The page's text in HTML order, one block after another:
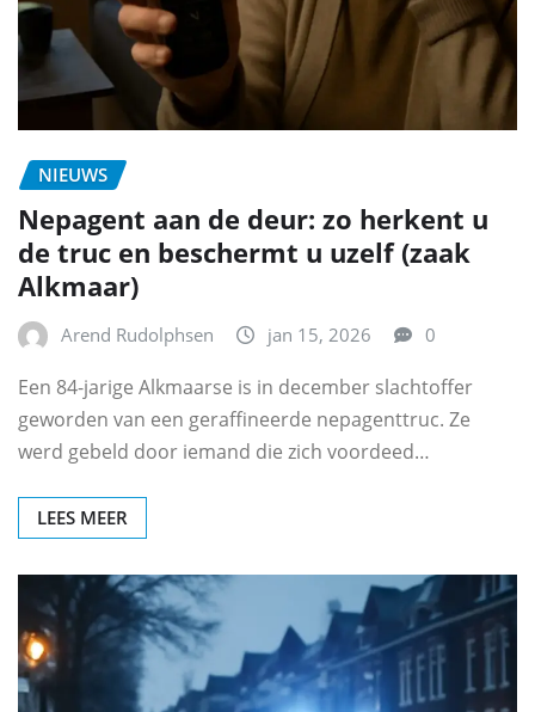
NIEUWS
Nepagent aan de deur: zo herkent u
de truc en beschermt u uzelf (zaak
Alkmaar)
Arend Rudolphsen jan 15, 2026 0
Een 84-jarige Alkmaarse is in december slachtoffer
geworden van een geraffineerde nepagenttruc. Ze
werd gebeld door iemand die zich voordeed…
LEES MEER